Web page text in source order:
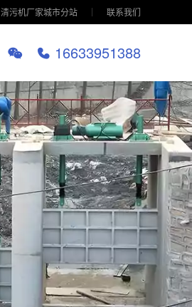
清污机厂家城市分站 联系我们
16633951388